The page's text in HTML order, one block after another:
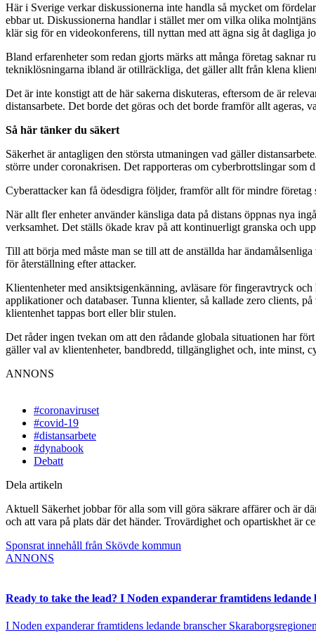
Här i Sverige verkar diskussionerna inte handla så mycket om
ebbar ut. Diskussionerna handlar i stället mer om vilka olika
klär sig för en videokonferens, till nyttan med att ägna sig åt dagliga
Bland erfarenheter som redan gjorts märks att många företag saknar
tekniklösningarna ibland är otillräckliga, det gäller allt från klena
Det är inte konstigt att de här sakerna diskuteras, eftersom de är
distansarbete. Det borde det göras och det borde framför allt ageras,
Så här tänker du säkert
Säkerhet är antagligen den största utmaningen vad gäller
större under coronakrisen. Det rapporteras om cyberbrottslingar
Cyberattacker kan få ödesdigra följder, framför allt för mindre
När allt fler enheter använder känsliga data på distans öppnas nya
verksamhet. Det ställs ökade krav på att kontinuerligt granska och
Till att börja med måste man se till att de anställda har
för återställning efter attacker.
Klientenheter med ansiktsigenkänning, avläsare för fingeravtryck
applikationer och databaser. Tunna klienter, så kallade zero clients,
klientenhet tappas bort eller blir stulen.
Det råder ingen tvekan om att den rådande globala situationen har
gäller val av klientenheter, bandbredd, tillgänglighet och, inte minst,
ANNONS
#coronaviruset
#covid-19
#distansarbete
#dynabook
Debatt
Dela artikeln
Aktuell Säkerhet jobbar för alla som vill göra säkrare affärer och är
och att vara på plats där det händer. Trovärdighet och opartiskhet är
Sponsrat innehåll från Skövde kommun
ANNONS
Ready to take the lead? I Noden expanderar framtidens ledande
I Noden expanderar framtidens ledande branscher